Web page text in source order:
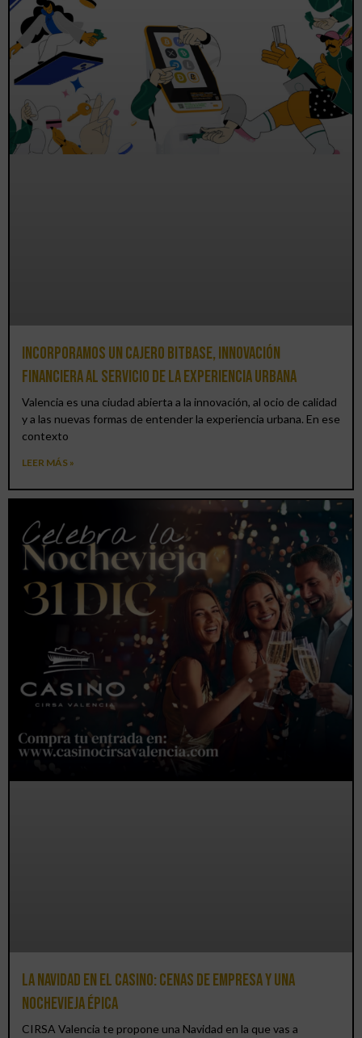
Incorporamos un cajero BitBase, innovación
financiera al servicio de la experiencia urbana
Valencia es una ciudad abierta a la innovación, al ocio de calidad
y a las nuevas formas de entender la experiencia urbana. En ese
contexto
LEER MÁS »
La Navidad en el Casino: cenas de empresa y una
Nochevieja épica
CIRSA Valencia te propone una Navidad en la que vas a